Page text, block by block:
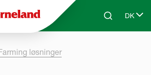
Skip to main contentSearchDK
Select
løsninger